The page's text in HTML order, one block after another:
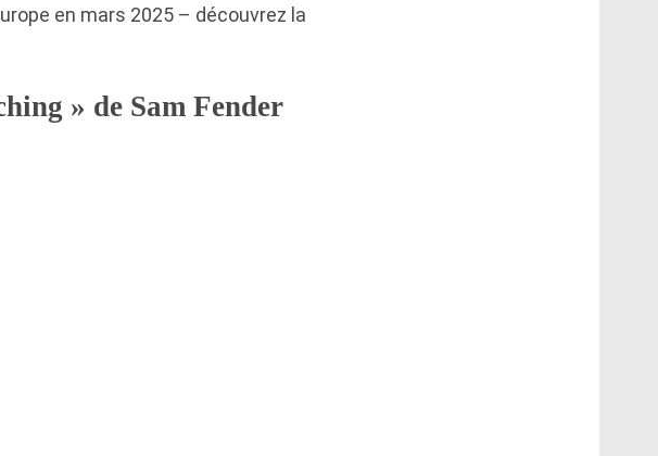
en mars 2025 – découvrez la
» de Sam Fender